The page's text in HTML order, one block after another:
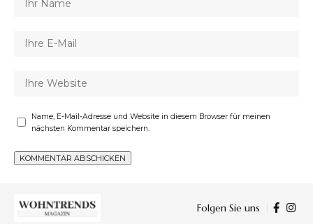
Name, E-Mail-Adresse und Website in diesem Browser für meinen
nächsten Kommentar speichern.
Folgen Sie uns